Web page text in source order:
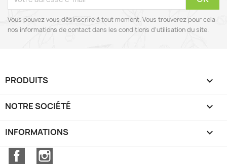
Vous pouvez vous désinscrire à tout moment. Vous trouverez pour cela
nos informations de contact dans les conditions d'utilisation du site.
PRODUITS 
NOTRE SOCIÉTÉ 
INFORMATIONS keyboard_arrow_down
Facebook